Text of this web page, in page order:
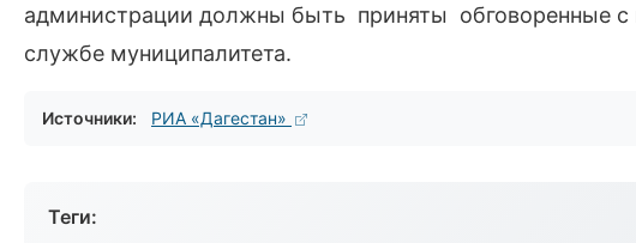
администрации должны быть приняты обговоренные
службе муниципалитета.
Источники: РИА «Дагестан»
Теги: